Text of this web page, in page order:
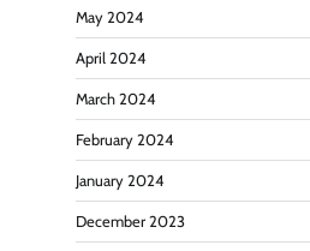
May 2024
April 2024
March 2024
February 2024
January 2024
December 2023